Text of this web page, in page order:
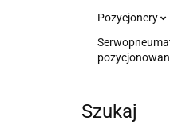
Pozycjonery
Szukaj